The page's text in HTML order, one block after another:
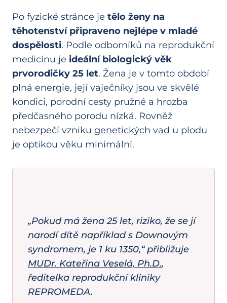
Po fyzické stránce je tělo ženy na
těhotenství připraveno nejlépe v mladé
dospělosti. Podle odborníků na reprodukční
medicínu je ideální biologický věk
prvorodičky 25 let. Žena je v tomto období
plná energie, její vaječníky jsou ve skvělé
kondici, porodní cesty pružné a hrozba
předčasného porodu nízká. Rovněž
nebezpečí vzniku genetických vad u plodu
je optikou věku minimální.
„Pokud má žena 25 let, riziko, že se jí
narodí dítě například s Downovým
syndromem, je 1 ku 1350,“ přibližuje
MUDr. Kateřina Veselá, Ph.D.,
ředitelka reprodukční kliniky
REPROMEDA.